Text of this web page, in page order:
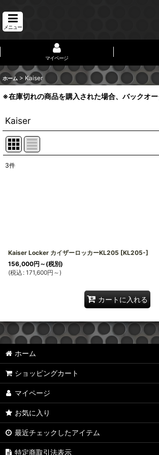
メニュー
マイページ
ホーム > Kaiser
※在庫切れの商品を購入された場合、バックオ
Kaiser
3件
Kaiser Locker カイザーロッカーKL205 [KL205-]
156,000円 ～ (税別)
(税込 : 171,600円 ～)
カートに入れる
ホーム
ショッピングカート
マイページ
お気に入り
最近チェックしたアイテム
特定商取引法表示